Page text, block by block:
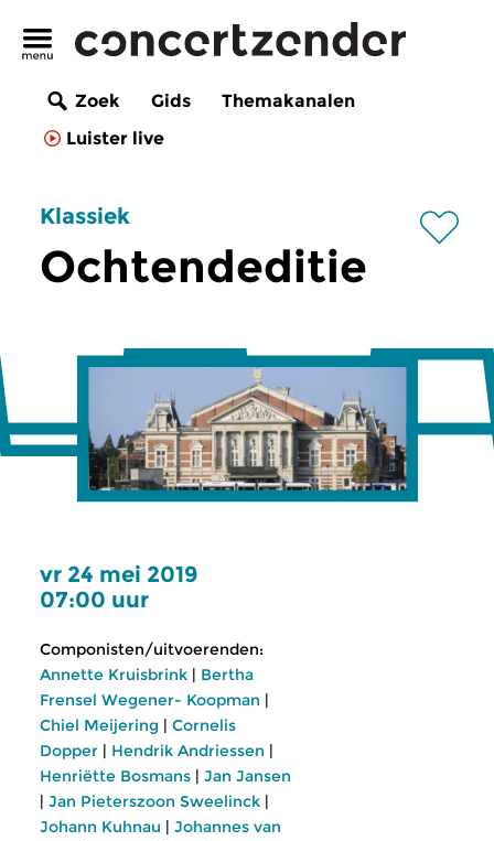
Zoek Gids
Themakanalen
Luister live
Klassiek
Ochtendeditie
vr 24 mei 2019
07:00 uur
Componisten/uitvoerenden:
Annette Kruisbrink | Bertha
Frensel Wegener- Koopman |
Chiel Meijering | Cornelis
Dopper | Hendrik Andriessen |
Henriëtte Bosmans | Jan Jansen
| Jan Pieterszoon Sweelinck |
Johann Kuhnau | Johannes van